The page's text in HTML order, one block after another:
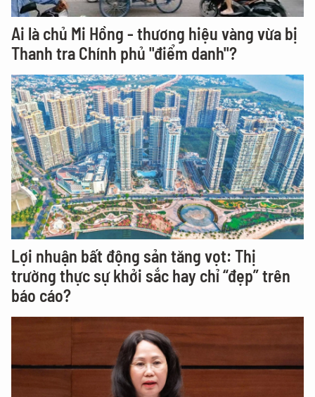
Ai là chủ Mi Hồng - thương hiệu vàng vừa bị
Thanh tra Chính phủ "điểm danh"?
Lợi nhuận bất động sản tăng vọt: Thị
trường thực sự khởi sắc hay chỉ “đẹp” trên
báo cáo?